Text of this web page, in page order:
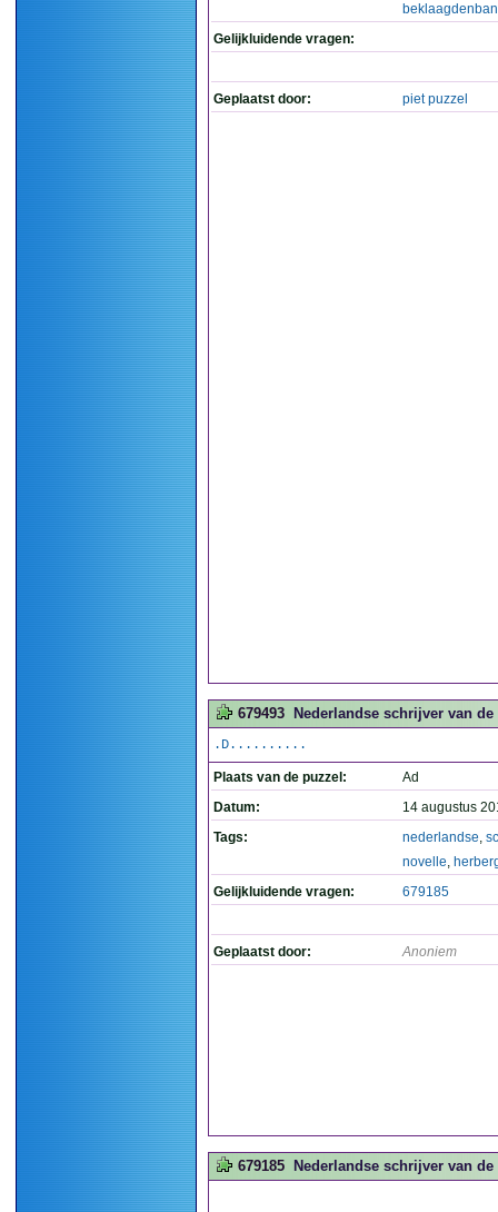
Gelijkluidende vragen:
Geplaatst door: piet puzzel
679493 Nederlandse schrijver van
.D..........
Plaats van de puzzel:
Ad
Datum:
14 augustus
Tags:
nederlandse,
novelle,
Gelijkluidende vragen:
679185
Geplaatst door: Anoniem
679185 Nederlandse schrijver van